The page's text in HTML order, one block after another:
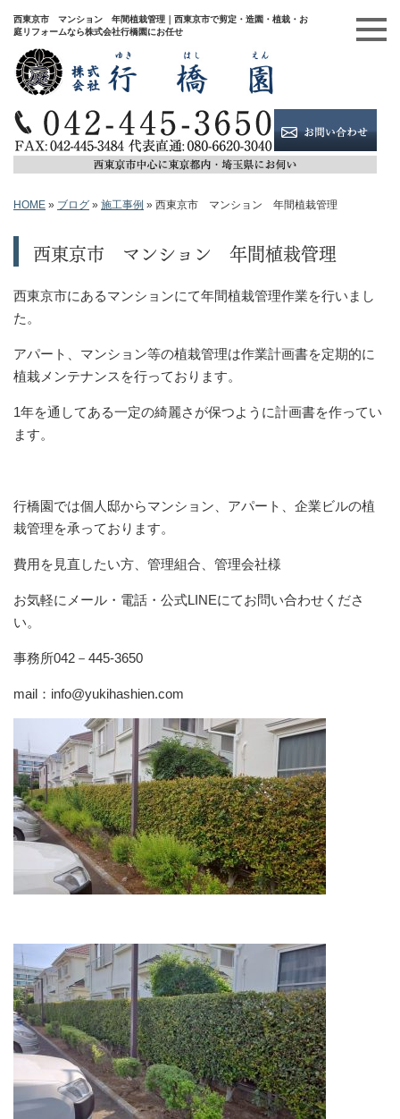
西東京市 マンション 年間植栽管理｜西東京市で剪定・造園・植栽・お
庭リフォームなら株式会社行橋園にお任せ
HOME » ブログ » 施工事例 » 西東京市 マンション 年間植栽管理
西東京市 マンション 年間植栽管理
西東京市にあるマンションにて年間植栽管理作業を行いまし
た。
アパート、マンション等の植栽管理は作業計画書を定期的に
植栽メンテナンスを行っております。
1年を通してある一定の綺麗さが保つように計画書を作ってい
ます。
行橋園では個人邸からマンション、アパート、企業ビルの植
栽管理を承っております。
費用を見直したい方、管理組合、管理会社様
お気軽にメール・電話・公式LINEにてお問い合わせくださ
い。
事務所042－445-3650
mail：info@yukihashien.com